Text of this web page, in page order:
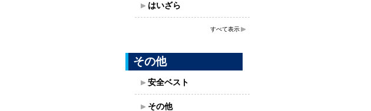
はいざら
すべて表示
その他
安全ベスト
その他